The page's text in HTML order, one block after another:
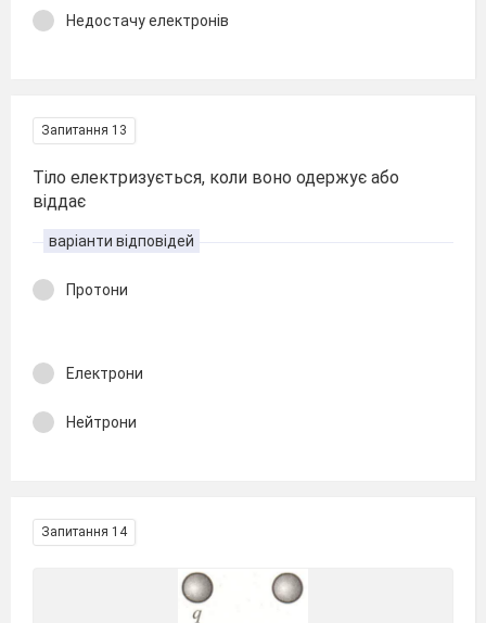
Недостачу електронів
Запитання 13
Тіло електризується, коли воно одержує або
віддає
варіанти відповідей
Протони
Електрони
Нейтрони
Запитання 14